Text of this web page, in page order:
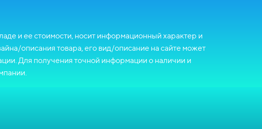
и ее стоимости, носит информационный характер и
описания товара, его вид/описание на сайте может
Для получения точной информации о наличии и